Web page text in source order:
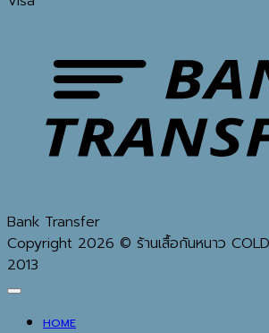
Bank Transfer
Copyright 2026 © ร้านเสื้อกันหนาว
2013
HOME